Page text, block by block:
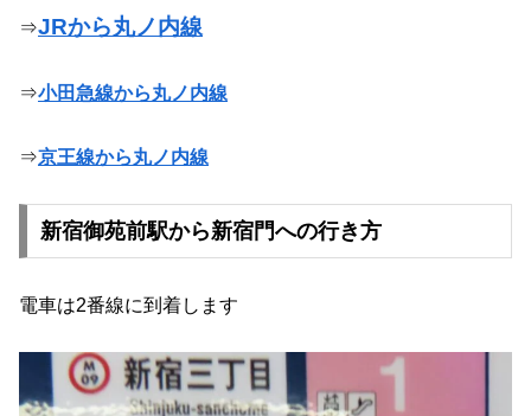
⇒JRから丸ノ内線
⇒小田急線から丸ノ内線
⇒京王線から丸ノ内線
新宿御苑前駅から新宿門への行き方
電車は2番線に到着します